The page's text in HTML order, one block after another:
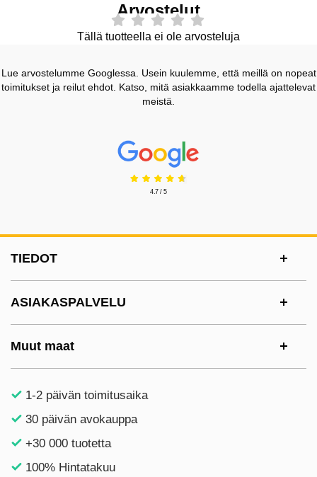
Arvostelut
Tällä tuotteella ei ole arvosteluja
Lue arvostelumme Googlessa. Usein kuulemme, että meillä on nopeat
toimitukset ja reilut ehdot. Katso, mitä asiakkaamme todella ajattelevat
meistä.
Prisjakt Arvostelu: 4.7 Tähdet
4.7 / 5
TIEDOT
ASIAKASPALVELU
Muut maat
1-2 päivän toimitusaika
30 päivän avokauppa
+30 000 tuotetta
100% Hintatakuu